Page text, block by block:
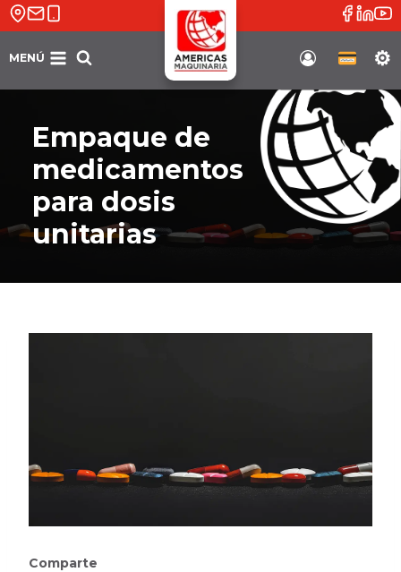
Saltar
MENÚ
Empaque de
medicamentos
para dosis
unitarias
Comparte